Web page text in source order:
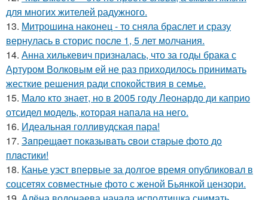
для многих жителей радужного.
13. Митрошина наконец - то сняла браслет и сразу
вернулась в сторис после 1, 5 лет молчания.
14. Анна хилькевич призналась, что за годы брака с
Артуром Волковым ей не раз приходилось принимать
жесткие решения ради спокойствия в семье.
15. Мало кто знает, но в 2005 году Леонардо ди каприо
отсидел модель, которая напала на него.
16. Идеальная голливудская пара!
17. Зaпpeщaeт пoкaзывaть cвoи cтapыe фoтo дo
плacтики!
18. Канье уэст впервые за долгое время опубликовал в
соцсетях совместные фото с женой Бьянкой цензори.